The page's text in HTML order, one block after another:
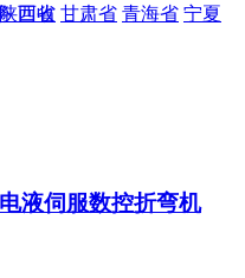
陕西省 甘肃省 青海省 宁夏
回收
液伺服数控折弯机